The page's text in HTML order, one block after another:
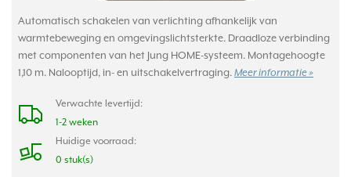
Automatisch schakelen van verlichting afhankelijk van
warmtebeweging en omgevingslichtsterkte. Draadloze verbinding
met componenten van het Jung HOME-systeem. Montagehoogte
1,10 m. Nalooptijd, in- en uitschakelvertraging. Meer informatie »
Verwachte levertijd:
1-2 weken
Huidige voorraad:
0 stuk(s)